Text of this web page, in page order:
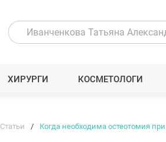
ХИРУРГИ КОСМЕТОЛОГИ
Статьи Когда необходима остеотомия